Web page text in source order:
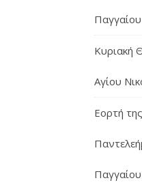
Παγγαίου
Κυριακή
Αγίου
Εορτή
Παγγαίου